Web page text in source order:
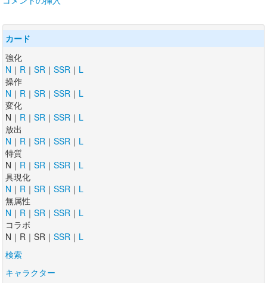
カード
強化
N ｜ R ｜ SR ｜ SSR ｜ L
操作
N ｜ R ｜ SR ｜ SSR ｜ L
変化
N｜ R ｜ SR ｜ SSR ｜ L
放出
N ｜ R ｜ SR ｜ SSR ｜ L
特質
N｜ R ｜ SR ｜ SSR ｜ L
具現化
N ｜ R ｜ SR ｜ SSR ｜ L
無属性
N ｜ R ｜ SR ｜ SSR ｜ L
コラボ
N｜R｜SR｜ SSR ｜ L
検索
キャラクター